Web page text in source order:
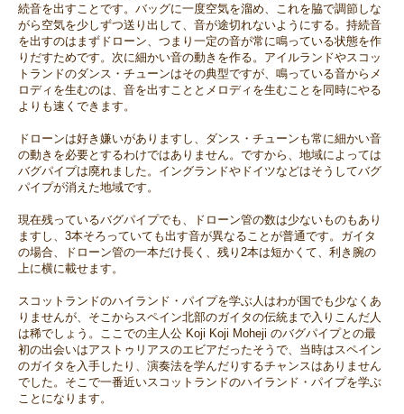
続音を出すことです。バッグに一度空気を溜め、これを脇で調節しな
がら空気を少しずつ送り出して、音が途切れないようにする。持続音
を出すのはまずドローン、つまり一定の音が常に鳴っている状態を作
りだすためです。次に細かい音の動きを作る。アイルランドやスコッ
トランドのダンス・チューンはその典型ですが、鳴っている音からメ
ロディを生むのは、音を出すこととメロディを生むことを同時にやる
よりも速くできます。
ドローンは好き嫌いがありますし、ダンス・チューンも常に細かい音
の動きを必要とするわけではありません。ですから、地域によっては
バグパイプは廃れました。イングランドやドイツなどはそうしてバグ
パイプが消えた地域です。
現在残っているバグパイプでも、ドローン管の数は少ないものもあり
ますし、3本そろっていても出す音が異なることが普通です。ガイタ
の場合、ドローン管の一本だけ長く、残り2本は短かくて、利き腕の
上に横に載せます。
スコットランドのハイランド・パイプを学ぶ人はわが国でも少なくあ
りませんが、そこからスペイン北部のガイタの伝統まで入りこんだ人
は稀でしょう。ここでの主人公 Koji Koji Moheji のバグパイプとの最
初の出会いはアストゥリアスのエビアだったそうで、当時はスペイン
のガイタを入手したり、演奏法を学んだりするチャンスはありません
でした。そこで一番近いスコットランドのハイランド・パイプを学ぶ
ことになります。